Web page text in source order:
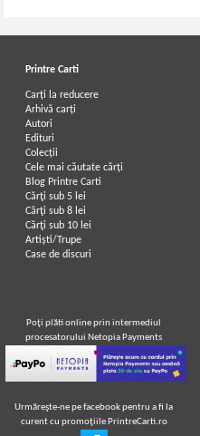
Printre Carti
Carți la reducere
Arhivă carți
Autori
Edituri
Colecții
Cele mai căutate cărți
Blog Printre Carti
Cărţi sub 5 lei
Cărţi sub 8 lei
Cărţi sub 10 lei
Artiști/Trupe
Case de discuri
Poţi plăti online prin intermediul
procesatorului Netopia Payments
Urmăreşte-ne pe facebook pentru a fi la
curent cu promoţiile PrintreCarti.ro